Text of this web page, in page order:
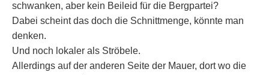
schwanken, aber kein Beileid für die Bergpartei?
Dabei scheint das doch die Schnittmenge, könnte man
denken.
Und noch lokaler als Ströbele.
Allerdings auf der anderen Seite der Mauer, dort wo die